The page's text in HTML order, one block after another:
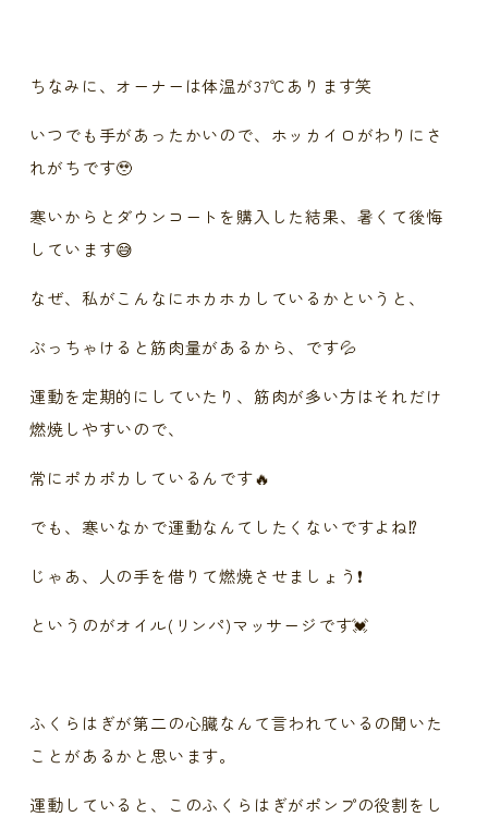
ちなみに、オーナーは体温が37℃あります笑
いつでも手があったかいので、ホッカイロがわりにさ
れがちです🥹
寒いからとダウンコートを購入した結果、暑くて後悔
しています😅
なぜ、私がこんなにホカホカしているかというと、
ぶっちゃけると筋肉量があるから、です💦
運動を定期的にしていたり、筋肉が多い方はそれだけ
燃焼しやすいので、
常にポカポカしているんです🔥
でも、寒いなかで運動なんてしたくないですよね⁉️
じゃあ、人の手を借りて燃焼させましょう❗️
というのがオイル(リンパ)マッサージです💓
ふくらはぎが第二の心臓なんて言われているの聞いた
ことがあるかと思います。
運動していると、このふくらはぎがポンプの役割をし